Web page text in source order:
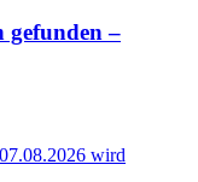
gefunden –